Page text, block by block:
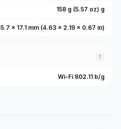
158 g (5.57 oz) g
x 17.1 mm (4.63 x 2.19 x 0.67 in)
1
Wi-Fi 802.11 b/g